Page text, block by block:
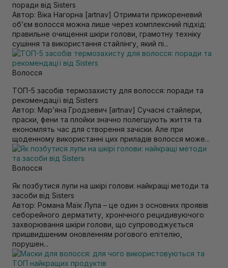
поради від Sisters
Автор: Віка Нагорна [artnav] Отримати прикореневий
об’єм волосся можна лише через комплексний підхід:
правильне очищення шкіри голови, грамотну техніку
сушіння та використання стайлінгу, який пі...
Волосся
ТОП-5 засобів термозахисту для волосся: поради та
рекомендації від Sisters
Автор: Марʼяна Гродзевич [artnav] Сучасні стайлери,
праски, фени та плойки значно полегшують життя та
економлять час для створення зачіски. Але при
щоденному використанні цих приладів волосся може...
Волосся
Як позбутися лупи на шкірі голови: найкращі методи та
засоби від Sisters
Автор: Романа Маїк Лупа – це один з основних проявів
себорейного дерматиту, хронічного рецидивуючого
захворювання шкіри голови, що супроводжується
пришвидшеним оновленням рогового епітелію,
порушен...